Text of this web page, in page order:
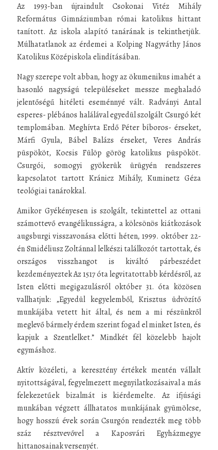
Az 1993-ban újraindult Csokonai Vitéz Mihály
Református Gimnáziumban római katolikus hittant
tanított. Az iskola alapító tanárának is tekinthetjük.
Múlhatatlanok az érdemei a Kolping Nagyváthy János
Katolikus Középiskola elindításában.
Nagy szerepe volt abban, hogy az ökumenikus imahét a
hasonló nagyságú településeket messze meghaladó
jelentőségű hitéleti eseménnyé vált. Radványi Antal
esperes- plébános halálával egyedül szolgált Csurgó két
templomában. Meghívta Erdő Péter bíboros- érseket,
Márfi Gyula, Bábel Balázs érseket, Veres András
püspököt, Kocsis Fülöp görög katolikus püspököt.
Csurgói, somogyi gyökerük ürügyén rendszeres
kapcsolatot tartott Kránicz Mihály, Kuminetz Géza
teológiai tanárokkal.
Amikor Gyékényesen is szolgált, tekintettel az ottani
számottevő evangélikusságra, a kölcsönös kiátkozások
augsburgi visszavonása előtti héten, 1999. október 22-
én Smidéliusz Zoltánnal lelkészi találkozót tartottak, és
országos visszhangot is kiváltó párbeszédet
kezdeményeztek Az 1517 óta legvitatottabb kérdésről, az
Isten előtti megigazulásról október 31. óta közösen
vallhatjuk: „Egyedül kegyelemből, Krisztus üdvözítő
munkájába vetett hit által, és nem a mi részünkről
meglevő bármely érdem szerint fogad el minket Isten, és
kapjuk a Szentlelket.” Mindkét fél közelebb hajolt
egymáshoz.
Aktív közéleti, a keresztény értékek mentén vállalt
nyitottságával, fegyelmezett megnyilatkozásaival a más
felekezetűek bizalmát is kiérdemelte. Az ifjúsági
munkában végzett állhatatos munkájának gyümölcse,
hogy hosszú évek során Csurgón rendezték meg több
száz résztvevővel a Kaposvári Egyházmegye
hittanosainak versenyét.